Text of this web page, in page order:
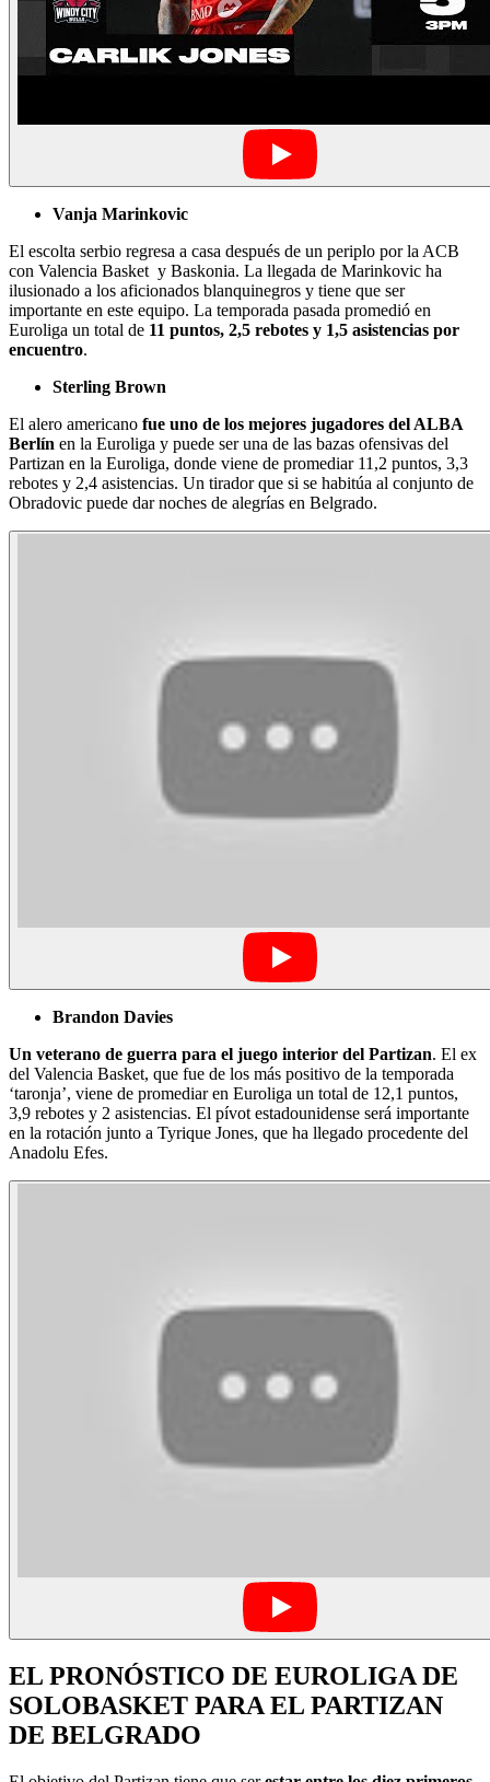
Vanja Marinkovic
El escolta serbio regresa a casa después de un periplo por la ACB
con Valencia Basket y Baskonia. La llegada de Marinkovic ha
ilusionado a los aficionados blanquinegros y tiene que ser
importante en este equipo. La temporada pasada promedió en
Euroliga un total de 11 puntos, 2,5 rebotes y 1,5 asistencias por
encuentro.
Sterling Brown
El alero americano fue uno de los mejores jugadores del ALBA
Berlín en la Euroliga y puede ser una de las bazas ofensivas del
Partizan en la Euroliga, donde viene de promediar 11,2 puntos, 3,3
rebotes y 2,4 asistencias. Un tirador que si se habitúa al conjunto de
Obradovic puede dar noches de alegrías en Belgrado.
Brandon Davies
Un veterano de guerra para el juego interior del Partizan. El ex
del Valencia Basket, que fue de los más positivo de la temporada
‘taronja’, viene de promediar en Euroliga un total de 12,1 puntos,
3,9 rebotes y 2 asistencias. El pívot estadounidense será importante
en la rotación junto a Tyrique Jones, que ha llegado procedente del
Anadolu Efes.
EL PRONÓSTICO DE EUROLIGA DE
SOLOBASKET PARA EL PARTIZAN
DE BELGRADO